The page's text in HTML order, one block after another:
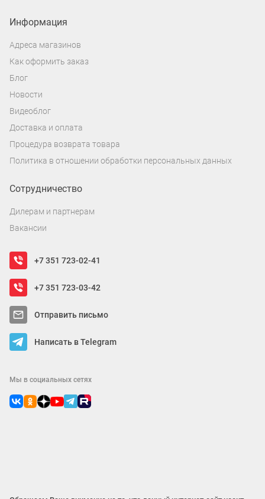
Информация
Адреса магазинов
Как оформить заказ
Блог
Новости
Видеоблог
Доставка и оплата
Процедура возврата товара
Политика в отношении обработки персональных данных
Сотрудничество
Дилерам и партнерам
Вакансии
+7 351 723-02-41
+7 351 723-03-42
Отправить письмо
Написать в Telegram
Мы в социальных сетях